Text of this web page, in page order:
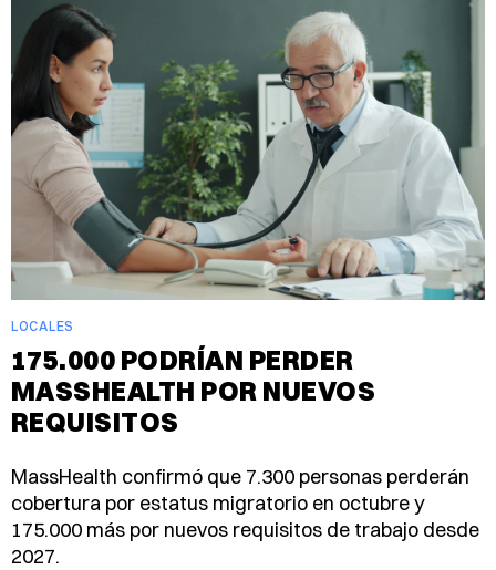
LOCALES
175.000 PODRÍAN PERDER
MASSHEALTH POR NUEVOS
REQUISITOS
MassHealth confirmó que 7.300 personas perderán
cobertura por estatus migratorio en octubre y
175.000 más por nuevos requisitos de trabajo desde
2027.